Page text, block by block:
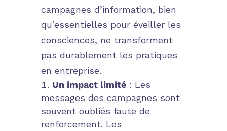
campagnes d’information, bien
qu’essentielles pour éveiller les
consciences, ne transforment
pas durablement les pratiques
en entreprise.
Un impact limité: Les
messages des campagnes sont
souvent oubliés faute de
renforcement. Les